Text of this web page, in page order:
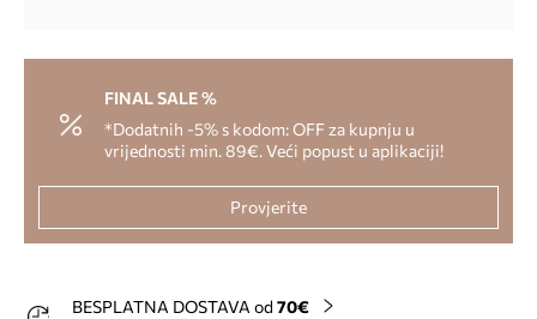
FINAL SALE %
*Dodatnih -5% s kodom: OFF za kupnju u
vrijednosti min. 89€. Veći popust u aplikaciji!
Provjerite
BESPLATNA DOSTAVA od 70€